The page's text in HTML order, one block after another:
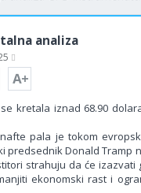
analiza
kretala iznad 68.90
pala je tokom
predsednik Donald Tramp
strahuju da će izazvati
ekonomski rast i